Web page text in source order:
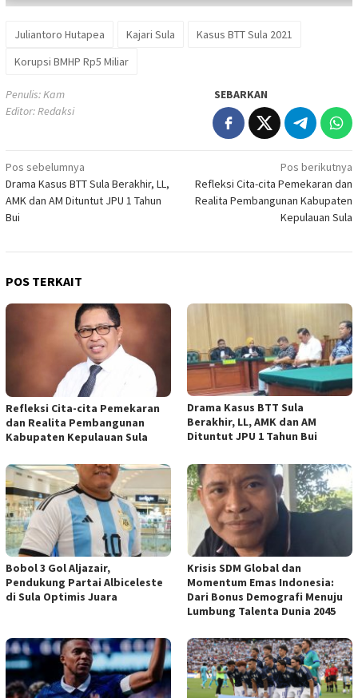
Juliantoro Hutapea Kajari Sula
Kasus BTT Sula 2021
Korupsi BMHP Rp5 Miliar
Penulis: Kam
Editor: Redaksi
SEBARKAN
Navigasi
pos
Pos sebelumnya
Drama Kasus BTT Sula Berakhir, LL,
AMK dan AM Dituntut JPU 1 Tahun
Bui
Pos berikutnya
Refleksi Cita-cita Pemekaran dan
Realita Pembangunan Kabupaten
Kepulauan Sula
POS TERKAIT
Refleksi Cita-cita Pemekaran
dan Realita Pembangunan
Kabupaten Kepulauan Sula
Drama Kasus BTT Sula
Berakhir, LL, AMK dan AM
Dituntut JPU 1 Tahun Bui
Bobol 3 Gol Aljazair,
Pendukung Partai Albiceleste
di Sula Optimis Juara
Krisis SDM Global dan
Momentum Emas Indonesia:
Dari Bonus Demografi Menuju
Lumbung Talenta Dunia 2045